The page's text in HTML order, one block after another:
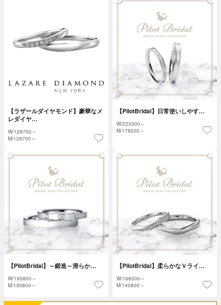
【ラザールダイヤモンド】豪華なメ
レダイヤ…
W/128700～
M/128700～
【PilotBridal】日常使いしやす…
W/223300～
M/178200～
【PilotBridal】～鍛造～滑らか…
W/195800～
M/195800～
【PilotBridal】柔らかなＶライ…
W/168300～
M/140800～